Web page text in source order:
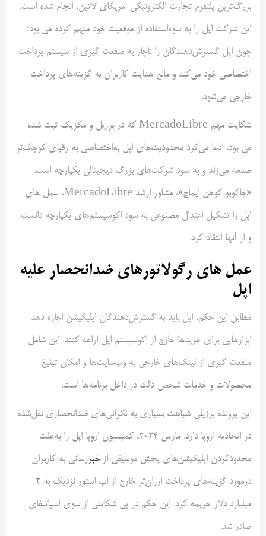
بزرگ‌ترین پلتفرم تجارت الکترونیکی آمریکای لاتین، انجام شده است.
این شرکت اپل را به سوءاستفاده از موقعیت خود متهم کرده می بود؛
چون اپل گسترش‌دهندگان را ناچار به منفعت گیری از سیستم پرداخت
اختصاصی خود می‌کند و مانع هدایت کاربران به گزینه‌های پرداخت
خارجی می‌شود.
شکایت مهم MercadoLibre که در برزیل و مکزیک ثبت شده
می بود، ادعا می‌کرد محدودیت‌های اپل به‌اختصاصی به رقبای کوچک‌تر
صدمه می‌زند و به سود شرکت‌های بزرگ دیجیتالی یکپارچه است.
«جاکوبو کوهن ایماچ»، مشاور ارشد MercadoLibre، عمل های
اپل را تشکیل اعتدال مصنوعی به سود اکوسیستم‌های یکپارچه دانست
و از آنها انتقاد کرد.
عمل های رگولاتورهای ضدانحصار علیه
اپل
مطابق این حکم، اپل باید به گسترش‌دهندگان اپلیکیشن اجازه دهد
ابزارهایی برای خریدها خارج از اکوسیستم اپل اراعه کنند. این شامل
منفعت گیری از لینک‌های خارجی به وب‌سایت‌ها و امکان تبلیغ
محصولات و خدمات شخص ثالث در داخل برنامه‌ها است.
این پرونده برزیلی شباهت بسیاری به نگرانی‌های ضدانحصاری نقل‌شده
در اتحادیه اروپا دارد. مارس 2024، کمیسیون اروپا اپل را به‌علت
محدودکردن اپلیکیشن‌های پخش موسیقی از خبر‌رسانی به کاربران
درمورد گزینه‌های پرداخت ارزان‌تر خارج از اپ استور نزدیک به ۲
میلیارد دلار جریمه کرد. این حکم در پی شکایتی از سوی اسپاتیفای
صادر شد.